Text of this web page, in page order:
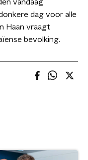
vandaag
dag voor alle
Haan vraagt
bevolking.